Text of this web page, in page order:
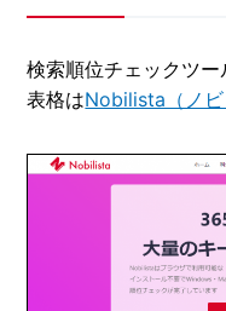
検索順位チェックツ
表格はNobilista（ノビ